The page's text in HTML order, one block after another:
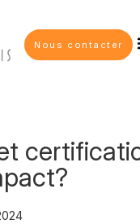
Nous contacter